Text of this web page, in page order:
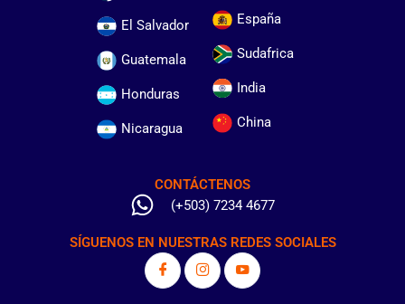
El Salvador
Guatemala
Honduras
Nicaragua
España
Sudafrica
India
China
CONTÁCTENOS
(+503) 7234 4677
SÍGUENOS EN NUESTRAS REDES SOCIALES